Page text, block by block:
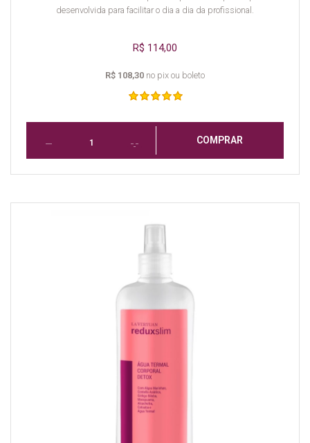
desenvolvida para facilitar o dia a dia da profissional.
R$ 114,00
R$ 108,30 no pix ou boleto
COMPRAR